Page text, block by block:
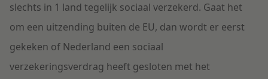
slechts in 1 land tegelijk sociaal verzekerd. Gaat het
om een uitzending buiten de EU, dan wordt er eerst
gekeken of Nederland een sociaal
verzekeringsverdrag heeft gesloten met het